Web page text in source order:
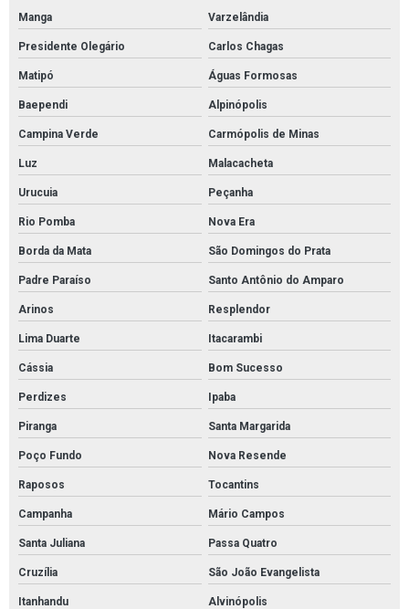
Manga Varzelândia
Presidente Olegário Carlos Chagas
Matipó Águas Formosas
Baependi Alpinópolis
Campina Verde Carmópolis de Minas
Luz Malacacheta
Urucuia Peçanha
Rio Pomba Nova Era
Borda da Mata São Domingos do Prata
Padre Paraíso Santo Antônio do Amparo
Arinos Resplendor
Lima Duarte Itacarambi
Cássia Bom Sucesso
Perdizes Ipaba
Piranga Santa Margarida
Poço Fundo Nova Resende
Raposos Tocantins
Campanha Mário Campos
Santa Juliana Passa Quatro
Cruzília São João Evangelista
Itanhandu Alvinópolis